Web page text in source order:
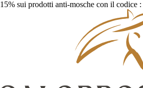
15% sui prodotti anti-mosche con il codice :